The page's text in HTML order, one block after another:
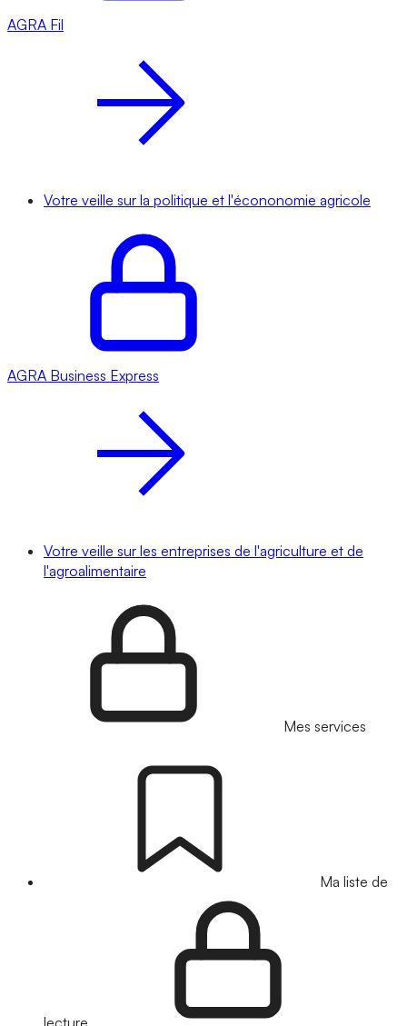
AGRA Fil
Votre veille sur la politique et l'écononomie agricole
AGRA Business Express
Votre veille sur les entreprises de l'agriculture et de
l'agroalimentaire
Mes services
Ma liste de
lecture